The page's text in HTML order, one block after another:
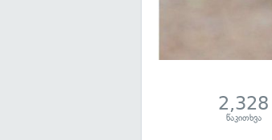
2,328
წაკითხვა